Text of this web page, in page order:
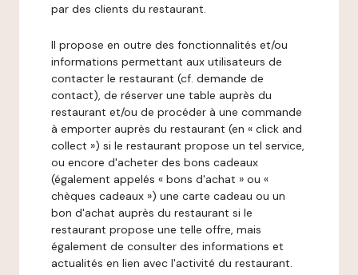
par des clients du restaurant.
Il propose en outre des fonctionnalités et/ou
informations permettant aux utilisateurs de
contacter le restaurant (cf. demande de
contact), de réserver une table auprès du
restaurant et/ou de procéder à une commande
à emporter auprès du restaurant (en « click and
collect ») si le restaurant propose un tel service,
ou encore d'acheter des bons cadeaux
(également appelés « bons d'achat » ou «
chèques cadeaux ») une carte cadeau ou un
bon d'achat auprès du restaurant si le
restaurant propose une telle offre, mais
également de consulter des informations et
actualités en lien avec l'activité du restaurant.